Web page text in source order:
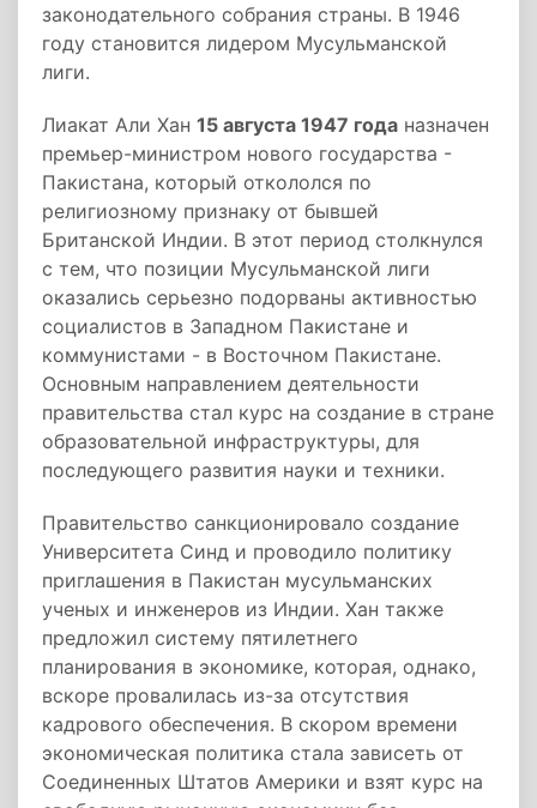
законодательного собрания страны. В 1946
году становится лидером Мусульманской
лиги.
Лиакат Али Хан 15 августа 1947 года назначен
премьер-министром нового государства -
Пакистана, который откололся по
религиозному признаку от бывшей
Британской Индии. В этот период столкнулся
с тем, что позиции Мусульманской лиги
оказались серьезно подорваны активностью
социалистов в Западном Пакистане и
коммунистами - в Восточном Пакистане.
Основным направлением деятельности
правительства стал курс на создание в стране
образовательной инфраструктуры, для
последующего развития науки и техники.
Правительство санкционировало создание
Университета Синд и проводило политику
приглашения в Пакистан мусульманских
ученых и инженеров из Индии. Хан также
предложил систему пятилетнего
планирования в экономике, которая, однако,
вскоре провалилась из-за отсутствия
кадрового обеспечения. В скором времени
экономическая политика стала зависеть от
Соединенных Штатов Америки и взят курс на